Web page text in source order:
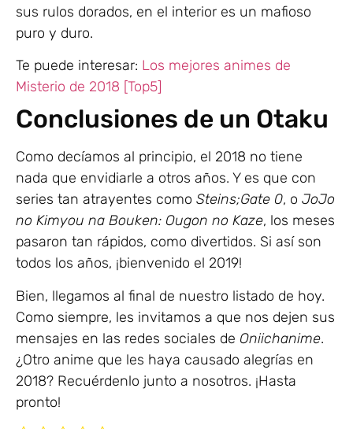
sus rulos dorados, en el interior es un mafioso
puro y duro.
Te puede interesar: Los mejores animes de
Misterio de 2018 [Top5]
Conclusiones de un Otaku
Como decíamos al principio, el 2018 no tiene
nada que envidiarle a otros años. Y es que con
series tan atrayentes como Steins;Gate 0, o JoJo
no Kimyou na Bouken: Ougon no Kaze, los meses
pasaron tan rápidos, como divertidos. Si así son
todos los años, ¡bienvenido el 2019!
Bien, llegamos al final de nuestro listado de hoy.
Como siempre, les invitamos a que nos dejen sus
mensajes en las redes sociales de Oniichanime.
¿Otro anime que les haya causado alegrías en
2018? Recuérdenlo junto a nosotros. ¡Hasta
pronto!